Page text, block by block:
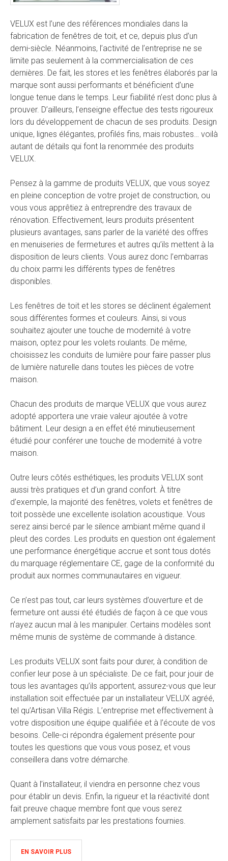
VELUX est l’une des références mondiales dans la
fabrication de fenêtres de toit, et ce, depuis plus d’un
demi-siècle. Néanmoins, l’activité de l’entreprise ne se
limite pas seulement à la commercialisation de ces
dernières. De fait, les stores et les fenêtres élaborés par la
marque sont aussi performants et bénéficient d’une
longue tenue dans le temps. Leur fiabilité n’est donc plus à
prouver. D’ailleurs, l’enseigne effectue des tests rigoureux
lors du développement de chacun de ses produits. Design
unique, lignes élégantes, profilés fins, mais robustes… voilà
autant de détails qui font la renommée des produits
VELUX.
Pensez à la gamme de produits VELUX, que vous soyez
en pleine conception de votre projet de construction, ou
vous vous apprêtiez à entreprendre des travaux de
rénovation. Effectivement, leurs produits présentent
plusieurs avantages, sans parler de la variété des offres
en menuiseries de fermetures et autres qu’ils mettent à la
disposition de leurs clients. Vous aurez donc l’embarras
du choix parmi les différents types de fenêtres
disponibles.
Les fenêtres de toit et les stores se déclinent également
sous différentes formes et couleurs. Ainsi, si vous
souhaitez ajouter une touche de modernité à votre
maison, optez pour les volets roulants. De même,
choisissez les conduits de lumière pour faire passer plus
de lumière naturelle dans toutes les pièces de votre
maison.
Chacun des produits de marque VELUX que vous aurez
adopté apportera une vraie valeur ajoutée à votre
bâtiment. Leur design a en effet été minutieusement
étudié pour conférer une touche de modernité à votre
maison.
Outre leurs côtés esthétiques, les produits VELUX sont
aussi très pratiques et d’un grand confort. À titre
d’exemple, la majorité des fenêtres, volets et fenêtres de
toit possède une excellente isolation acoustique. Vous
serez ainsi bercé par le silence ambiant même quand il
pleut des cordes. Les produits en question ont également
une performance énergétique accrue et sont tous dotés
du marquage réglementaire CE, gage de la conformité du
produit aux normes communautaires en vigueur.
Ce n’est pas tout, car leurs systèmes d’ouverture et de
fermeture ont aussi été étudiés de façon à ce que vous
n’ayez aucun mal à les manipuler. Certains modèles sont
même munis de système de commande à distance.
Les produits VELUX sont faits pour durer, à condition de
confier leur pose à un spécialiste. De ce fait, pour jouir de
tous les avantages qu’ils apportent, assurez-vous que leur
installation soit effectuée par un installateur VELUX agréé,
tel qu’Artisan Villa Régis. L’entreprise met effectivement à
votre disposition une équipe qualifiée et à l’écoute de vos
besoins. Celle-ci répondra également présente pour
toutes les questions que vous vous posez, et vous
conseillera dans votre démarche.
Quant à l’installateur, il viendra en personne chez vous
pour établir un devis. Enfin, la rigueur et la réactivité dont
fait preuve chaque membre font que vous serez
amplement satisfaits par les prestations fournies.
EN SAVOIR PLUS